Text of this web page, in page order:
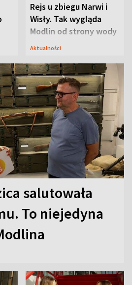
Rejs u zbiegu Narwi i
Wisły. Tak wygląda
Modlin od strony wody
Aktualności
salutowała
To niejedyna